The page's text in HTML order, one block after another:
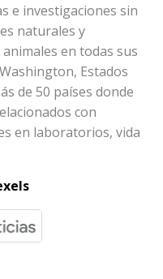
e investigaciones sin
naturales y
en todas sus
Estados
de 50 países donde
con
en laboratorios, vida